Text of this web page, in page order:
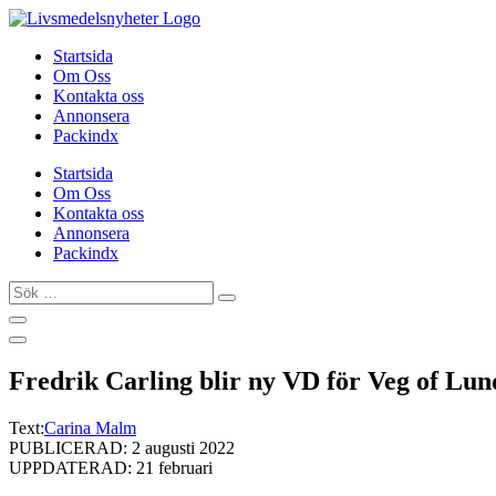
Hoppa
innehållStartsida
Om Oss
Kontakta oss
Annonsera
Packindx
Startsida
Om Oss
Kontakta oss
Annonsera
Packindx
Sök
…
Fredrik Carling blir ny VD för Veg of
Text:Carina Malm
PUBLICERAD: 2 augusti 2022
UPPDATERAD: 21 februari